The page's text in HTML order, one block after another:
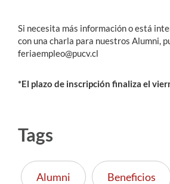
Si necesita más información o está
con una charla para nuestros Alumni,
feriaempleo@pucv.cl
*El plazo de inscripción finaliza el
Tags
Alumni Beneficios